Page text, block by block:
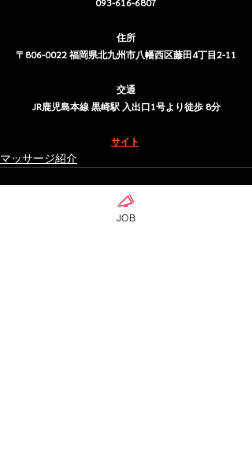
住所
〒806-0022 福岡県北九州市八幡西区藤田4丁目2-11
交通
JR鹿児島本線 黒崎駅 入出口1号より徒歩 8分
サイト
マッサージ紹介
JOB